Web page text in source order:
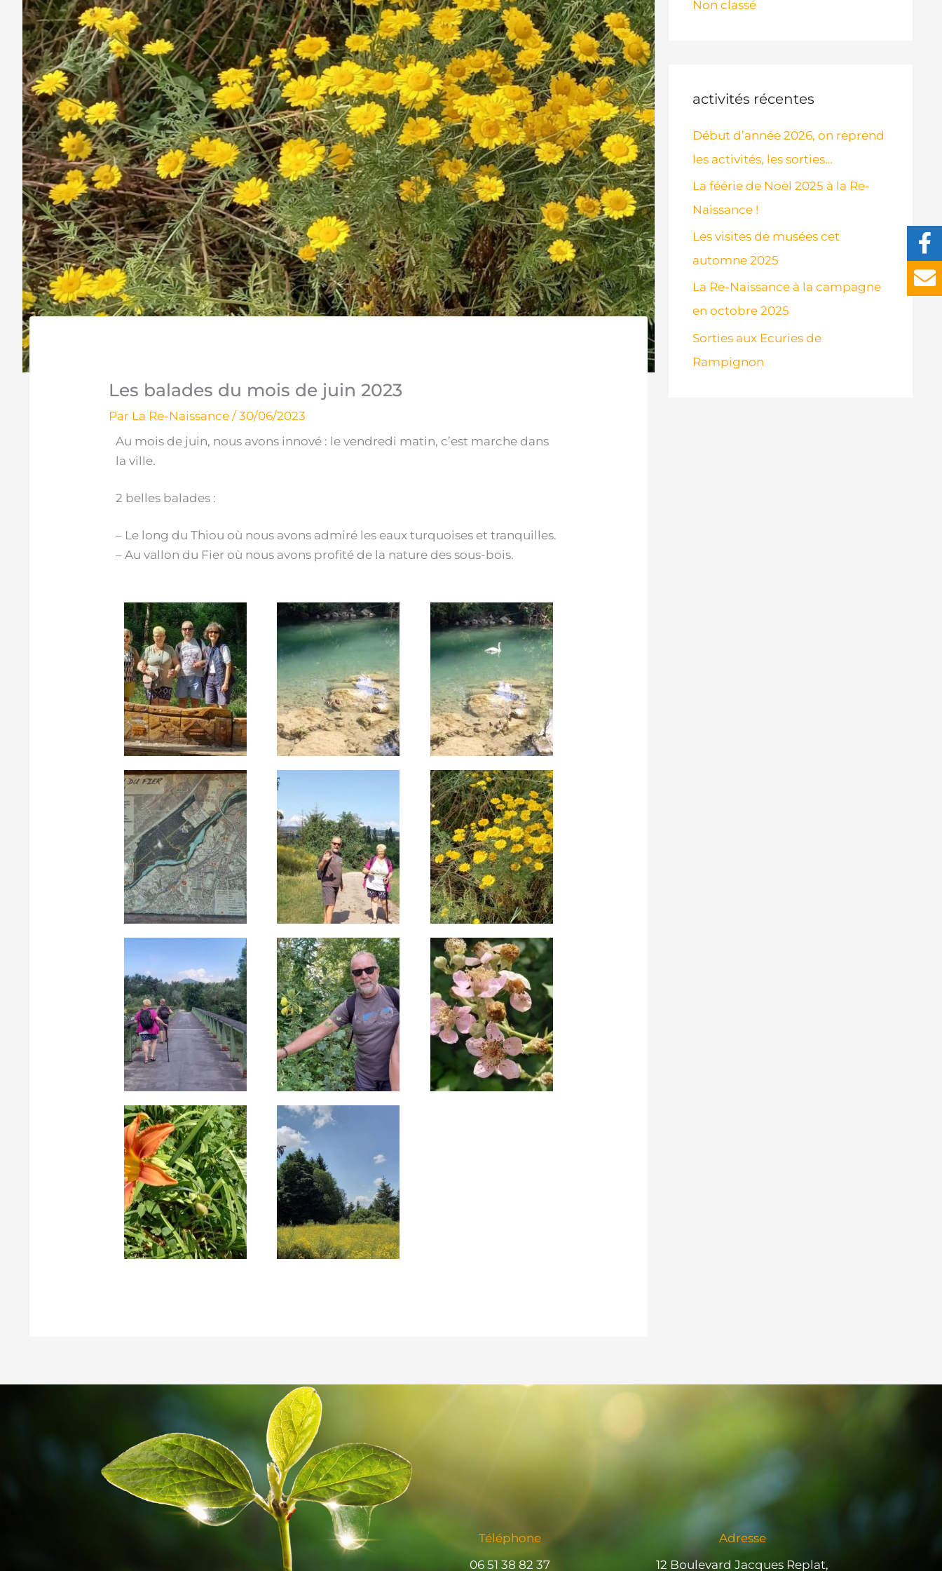
Les balades du mois de juin 2023
Par La Re-Naissance/30/06/2023
Au mois de juin, nous avons innové : le vendredi matin, c’est marche dans
la ville.
2 belles balades :
– Le long du Thiou où nous avons admiré les eaux turquoises et tranquilles.
– Au vallon du Fier où nous avons profité de la nature des sous-bois.
Non classé
activités récentes
Début d’année 2026, on reprend
les activités, les sorties…
La féérie de Noël 2025 à la Re-
Naissance !
Les visites de musées cet
automne 2025
La Re-Naissance à la campagne
en octobre 2025
Sorties aux Ecuries de
Rampignon
Téléphone
06 51 38 82 37
Adresse
12 Boulevard Jacques Replat,